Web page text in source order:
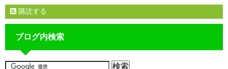
購読する
ブログ内検索